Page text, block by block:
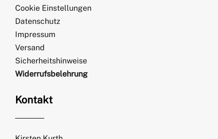
Cookie Einstellungen
Datenschutz
Impressum
Versand
Sicherheitshinweise
Widerrufsbelehrung
Kontakt